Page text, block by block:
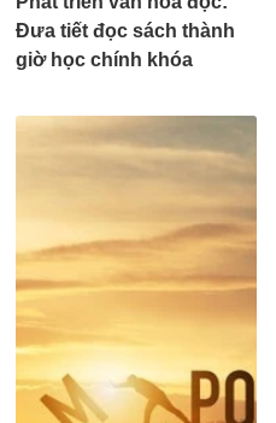
Đưa tiết đọc sách thành
giờ học chính khóa